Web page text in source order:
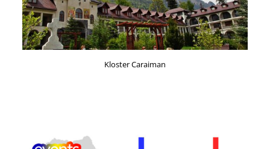
Kloster Caraiman